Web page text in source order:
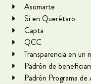
Asomarte
Sí en Querétaro
Capta
QCC
Transparencia en un
Padrón de
Padrón Programa de